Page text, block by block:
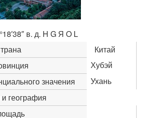
в. д. H G Я O L
Китай
Хубэй
значения
Ухань
география